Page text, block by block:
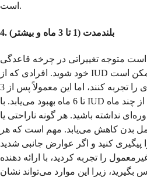
است.
4. بلندمدت (1 تا 3 ماه و بیشتر)
متوجه تغییراتی در چرخه قاعدگی
خود شوید. افرادی که از IUD مسی استفاده می‌کنند ممکن است
دوره‌های سنگین‌تر و دردناک‌تری را تجربه کنند، اما این معمولاً پس از 3
تا 6 ماه بهبود می‌یابد. با IUD هورمونی، ممکن است پس از چند ماه
نداشته باشید. هر گونه ناراحتی یا
بدن کاهش می‌یابد. مهم است که هر
پیگیری کنید و اگر عوارض جانبی شدید
را تجربه کردید، با ارائه دهنده
زیرا این موارد می‌تواند نشان